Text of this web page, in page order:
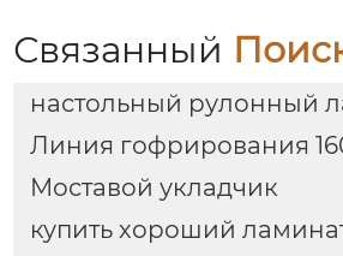
Связанный
настольный рулонный
Линия гофрирования
Моставой укладчик
купить хороший